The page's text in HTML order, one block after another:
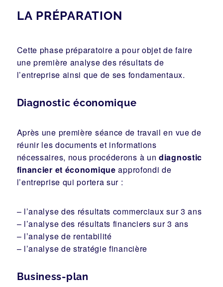
LA PRÉPARATION
Cette phase préparatoire a pour objet de faire
une première analyse des résultats de
l’entreprise ainsi que de ses fondamentaux.
Diagnostic économique
Après une première séance de travail en vue de
réunir les documents et informations
nécessaires, nous procéderons à undiagnostic
financier et économique approfondi de
l’entreprise qui portera sur :
– l’analyse des résultats commerciaux sur 3 ans
– l’analyse des résultats financiers sur 3 ans
– l’analyse de rentabilité
– l’analyse de stratégie financière
Business-plan